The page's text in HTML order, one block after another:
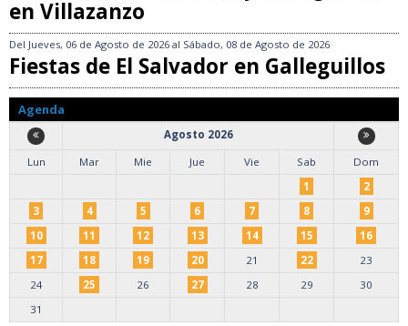
en Villazanzo
Del Jueves, 06 de Agosto de 2026 al Sábado, 08 de Agosto de 2026
Fiestas de El Salvador en Galleguillos
Agenda
Agosto 2026
Lun
Mar Mie Jue Vie Sab
Dom
1
2
3
4 5 6 7 8
9
10
11 12 13 14 15
16
17
18 19 20 21 22
23
24
25 26 27 28 29
30
31